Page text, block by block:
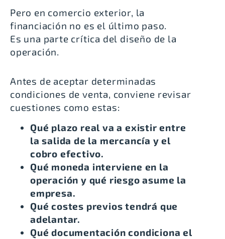
Pero en comercio exterior, la
financiación no es el último paso.
Es una parte crítica del diseño de la
operación.
Antes de aceptar determinadas
condiciones de venta, conviene revisar
cuestiones como estas:
Qué plazo real va a existir entre
la salida de la mercancía y el
cobro efectivo.
Qué moneda interviene en la
operación y qué riesgo asume la
empresa.
Qué costes previos tendrá que
adelantar.
Qué documentación condiciona el